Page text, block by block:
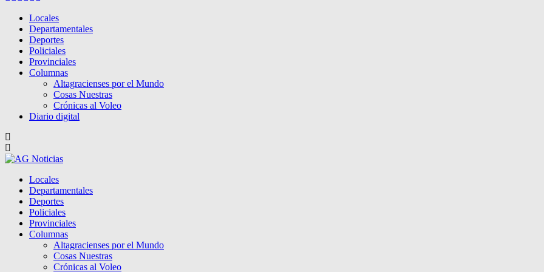
Locales
Departamentales
Deportes
Policiales
Provinciales
Columnas
Altagracienses por el Mundo
Cosas Nuestras
Crónicas al Voleo
Diario digital
Locales
Departamentales
Deportes
Policiales
Provinciales
Columnas
Altagracienses por el Mundo
Cosas Nuestras
Crónicas al Voleo